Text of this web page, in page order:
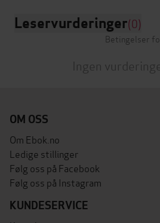
Leservurderinger(0)
Betingelser
Ingen
OM OSS
Om Ebok.no
Ledige stillinger
Følg oss på Facebook
Følg oss på Instagram
KUNDESERVICE